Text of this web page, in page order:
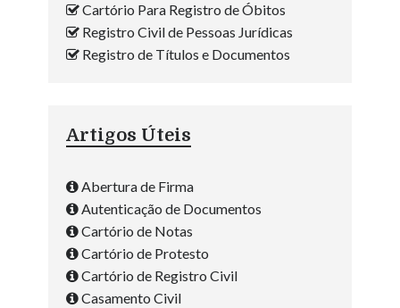
Cartório Para Registro de Óbitos
Registro Civil de Pessoas Jurídicas
Registro de Títulos e Documentos
Artigos Úteis
Abertura de Firma
Autenticação de Documentos
Cartório de Notas
Cartório de Protesto
Cartório de Registro Civil
Casamento Civil